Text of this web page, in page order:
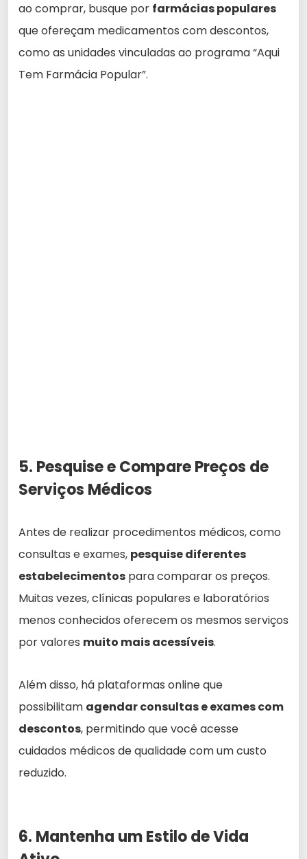
ao comprar, busque por farmácias populares
que ofereçam medicamentos com descontos,
como as unidades vinculadas ao programa “Aqui
Tem Farmácia Popular”.
5. Pesquise e Compare Preços de
Serviços Médicos
Antes de realizar procedimentos médicos, como
consultas e exames, pesquise diferentes
estabelecimentos para comparar os preços.
Muitas vezes, clínicas populares e laboratórios
menos conhecidos oferecem os mesmos serviços
por valores muito mais acessíveis.
Além disso, há plataformas online que
possibilitam agendar consultas e exames com
descontos, permitindo que você acesse
cuidados médicos de qualidade com um custo
reduzido.
6. Mantenha um Estilo de Vida